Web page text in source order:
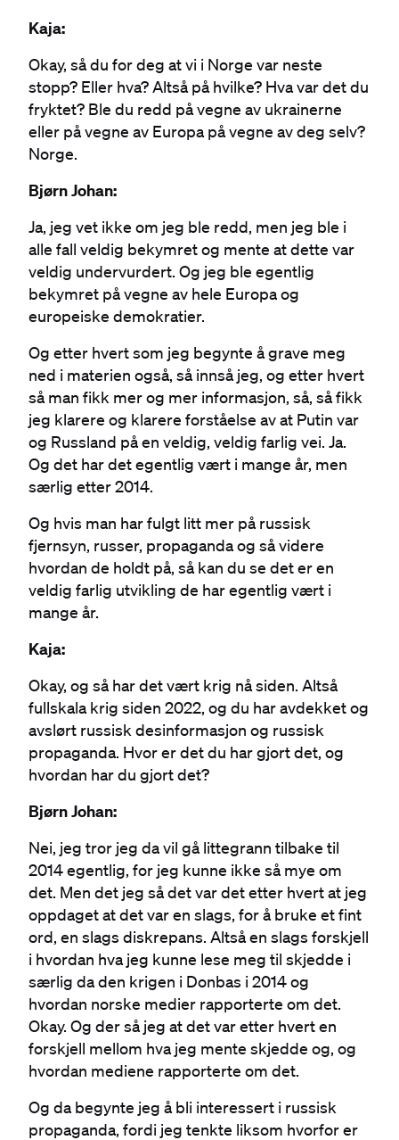
Kaja:
Okay, så du for deg at vi i Norge var neste
stopp? Eller hva? Altså på hvilke? Hva var det du
fryktet? Ble du redd på vegne av ukrainerne
eller på vegne av Europa på vegne av deg selv?
Norge.
Bjørn Johan:
Ja, jeg vet ikke om jeg ble redd, men jeg ble i
alle fall veldig bekymret og mente at dette var
veldig undervurdert. Og jeg ble egentlig
bekymret på vegne av hele Europa og
europeiske demokratier.
Og etter hvert som jeg begynte å grave meg
ned i materien også, så innså jeg, og etter hvert
så man fikk mer og mer informasjon, så, så fikk
jeg klarere og klarere forståelse av at Putin var
og Russland på en veldig, veldig farlig vei. Ja.
Og det har det egentlig vært i mange år, men
særlig etter 2014.
Og hvis man har fulgt litt mer på russisk
fjernsyn, russer, propaganda og så videre
hvordan de holdt på, så kan du se det er en
veldig farlig utvikling de har egentlig vært i
mange år.
Kaja:
Okay, og så har det vært krig nå siden. Altså
fullskala krig siden 2022, og du har avdekket og
avslørt russisk desinformasjon og russisk
propaganda. Hvor er det du har gjort det, og
hvordan har du gjort det?
Bjørn Johan:
Nei, jeg tror jeg da vil gå littegrann tilbake til
2014 egentlig, for jeg kunne ikke så mye om
det. Men det jeg så det var det etter hvert at jeg
oppdaget at det var en slags, for å bruke et fint
ord, en slags diskrepans. Altså en slags forskjell
i hvordan hva jeg kunne lese meg til skjedde i
særlig da den krigen i Donbas i 2014 og
hvordan norske medier rapporterte om det.
Okay. Og der så jeg at det var etter hvert en
forskjell mellom hva jeg mente skjedde og, og
hvordan mediene rapporterte om det.
Og da begynte jeg å bli interessert i russisk
propaganda, fordi jeg tenkte liksom hvorfor er